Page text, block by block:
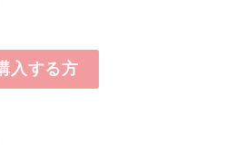
入する方